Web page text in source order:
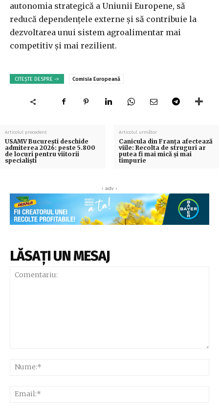
autonomia strategică a Uniunii Europene, să
reducă dependențele externe și să contribuie la
dezvoltarea unui sistem agroalimentar mai
competitiv și mai rezilient.
CITEȘTE DESPRE -> Comisia Europeană
Articolul precedent
USAMV București deschide
admiterea 2026: peste 5.800
de locuri pentru viitorii
specialiști
Articolul următor
Canicula din Franța afectează
viile: Recolta de struguri ar
putea fi mai mică și mai
timpurie
‹ adv ›
LĂSAȚI UN MESAJ